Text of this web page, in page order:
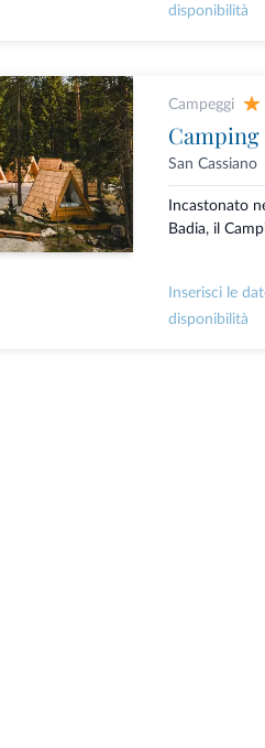
disponibilità
Campeggi
Camping
San Cassiano
Incastonato
Badia, il
Inserisci le
disponibilità